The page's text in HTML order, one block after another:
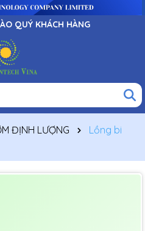
QUÝ KHÁCH HÀNG
ĐỊNH LƯỢNG
Lồng bi